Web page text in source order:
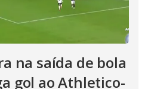
na saída de bola
gol ao Athletico-